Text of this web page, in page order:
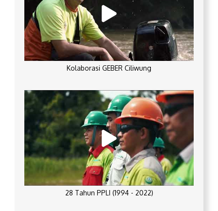
Kolaborasi GEBER Ciliwung
28 Tahun PPLI (1994 - 2022)